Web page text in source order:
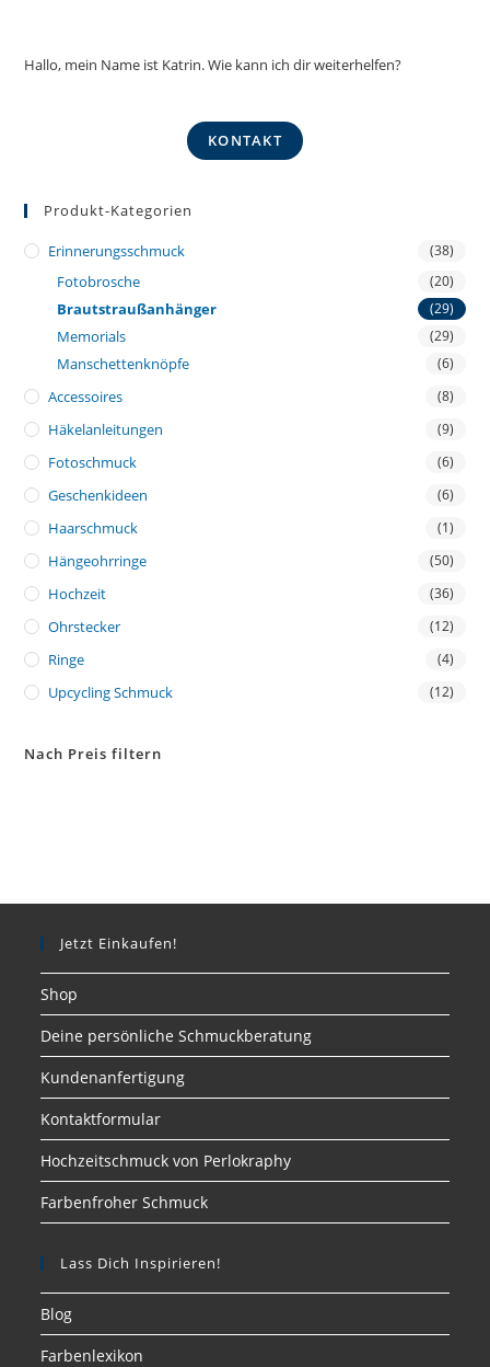
Hallo, mein Name ist Katrin. Wie kann ich dir weiterhelfen?
KONTAKT
Produkt-Kategorien
Erinnerungsschmuck (38)
Fotobrosche (20)
Brautstraußanhänger (29)
Memorials (29)
Manschettenknöpfe (6)
Accessoires (8)
Häkelanleitungen (9)
Fotoschmuck (6)
Geschenkideen (6)
Haarschmuck (1)
Hängeohrringe (50)
Hochzeit (36)
Ohrstecker (12)
Ringe (4)
Upcycling Schmuck (12)
Nach Preis filtern
Jetzt Einkaufen!
Shop
Deine persönliche Schmuckberatung
Kundenanfertigung
Kontaktformular
Hochzeitschmuck von Perlokraphy
Farbenfroher Schmuck
Lass Dich Inspirieren!
Blog
Farbenlexikon